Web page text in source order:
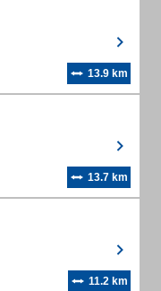
13.9 km
13.7 km
11.2 km